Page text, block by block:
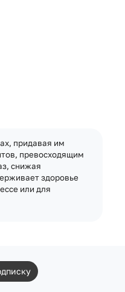
придавая им
превосходящим
снижая
здоровье
или для